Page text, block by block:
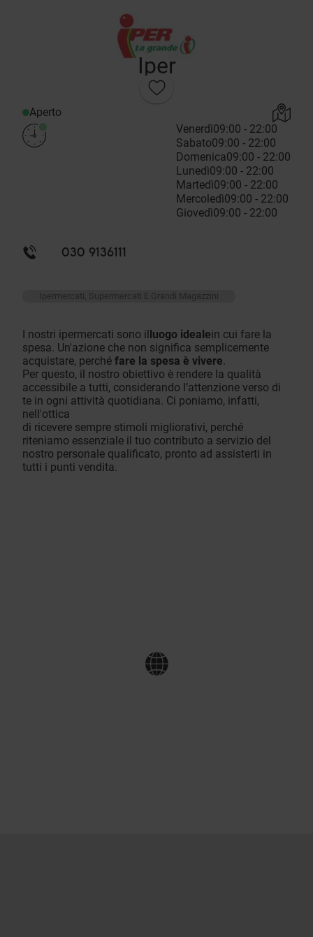
Iper
Aperto
Venerdì09:00 - 22:00
Sabato09:00 - 22:00
Domenica09:00 - 22:00
Lunedì09:00 - 22:00
Martedì09:00 - 22:00
Mercoledì09:00 - 22:00
Giovedì09:00 - 22:00
030 9136111
Ipermercati, Supermercati E Grandi Magazzini
I nostri ipermercati sono illuogo idealein cui fare la
spesa. Un'azione che non significa semplicemente
acquistare, perché fare la spesa è vivere
Per questo, il nostro obiettivo è rendere la qualità
accessibile a tutti, considerando l’attenzione verso di
te in ogni attività quotidiana. Ci poniamo, infatti,
nell'ottica
di ricevere sempre stimoli migliorativi, perché
riteniamo essenziale il tuo contributo a servizio del
nostro personale qualificato, pronto ad assisterti in
tutti i punti vendita.